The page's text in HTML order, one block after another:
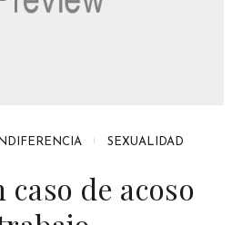
INDIFERENCIA SEXUALIDAD
caso de acoso